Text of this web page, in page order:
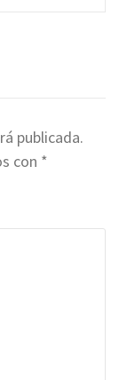
publicada.
con *